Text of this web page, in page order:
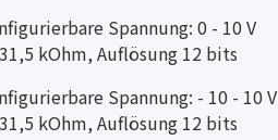
Spannung: 0 - 10 V
kOhm, Auflösung 12 bits
Spannung: - 10 - 10 V
kOhm, Auflösung 12 bits